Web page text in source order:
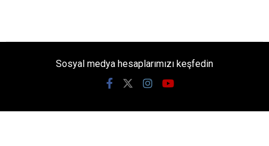
Sosyal medya hesaplarımızı keşfedin